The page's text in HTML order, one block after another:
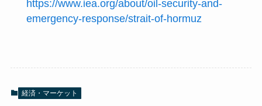
https://www.iea.org/about/oil-security-and-
emergency-response/strait-of-hormuz
経済・マーケット